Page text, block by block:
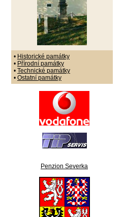
• Historické památky
• Přírodní památky
• Technické památky
• Ostatní památky
Penzion Severka